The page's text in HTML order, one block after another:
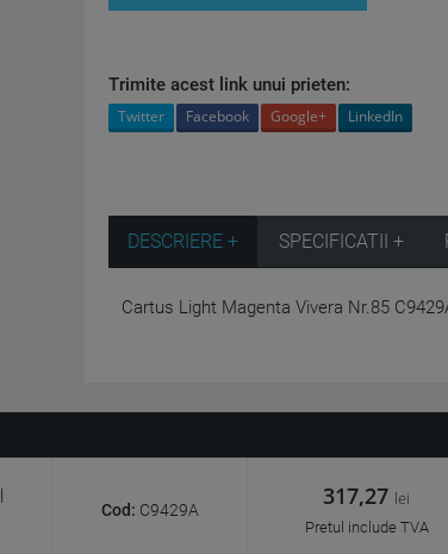
Trimite acest link unui prieten:
Twitter Facebook Google+ LinkedIn
DESCRIERE + SPECIFICATII +
Cartus Light Magenta Vivera Nr.85
Cod: C9429A 317,27 lei
Pretul include TVA